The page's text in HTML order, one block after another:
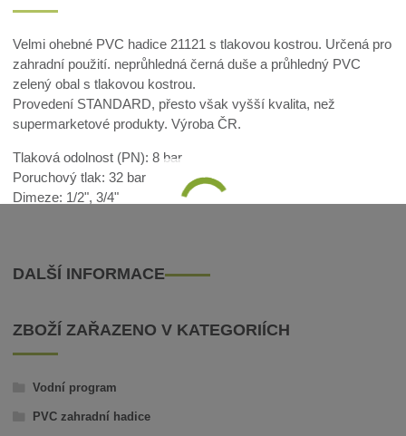
Velmi ohebné PVC hadice 21121 s tlakovou kostrou. Určená pro
zahradní použití. neprůhledná černá duše a průhledný PVC
zelený obal s tlakovou kostrou.
Provedení STANDARD, přesto však vyšší kvalita, než
supermarketové produkty. Výroba ČR.
Tlaková odolnost (PN): 8 bar
Poruchový tlak: 32 bar
Dimeze: 1/2", 3/4"
DALŠÍ INFORMACE
ZBOŽÍ ZAŘAZENO V KATEGORIÍCH
Vodní program
PVC zahradní hadice